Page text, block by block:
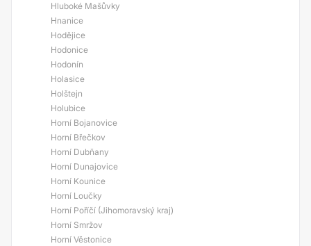
Hluboké Mašůvky
Hnanice
Hodějice
Hodonice
Hodonín
Holasice
Holštejn
Holubice
Horní Bojanovice
Horní Břečkov
Horní Dubňany
Horní Dunajovice
Horní Kounice
Horní Loučky
Horní Poříčí (Jihomoravský kraj)
Horní Smržov
Horní Věstonice